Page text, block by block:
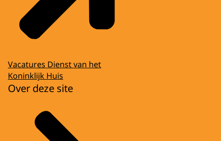
Vacatures Dienst van het
Koninklijk Huis
Over deze site